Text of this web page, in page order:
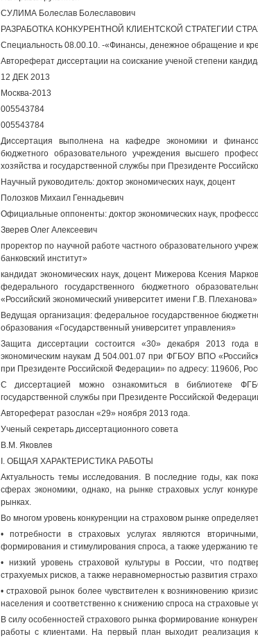
СУЛИМА Болеслав Болеславович
РАЗРАБОТКА КОНКУРЕНТНОЙ КЛИЕНТСКОЙ СТРАТЕГИИ
Специальность 08.00.10. -«Финансы, денежное обращение и
Автореферат диссертации на соискание ученой степени
12 ДЕК 2013
Москва-2013
005543784
005543784
Диссертация выполнена на кафедре экономики и
бюджетного образовательного учреждения высшего
хозяйства и государственной службы при Президенте
Научный руководитель: доктор экономических наук, доцент
Полозков Михаил Геннадьевич
Официальные оппоненты: доктор экономических наук,
Зверев Олег Алексеевич
проректор по научной работе частного образовательного
банковский институт»
кандидат экономических наук, доцент Мижерова Ксения
федерального государственного бюджетного
«Российский экономический университет имени Г.В. Плеханова»
Ведущая организация: федеральное государственное
образования «Государственный университет управления»
Защита диссертации состоится «30» декабря 2013
экономическим наукам Д 504.001.07 при ФГБОУ ВПО
при Президенте Российской Федерации» по адресу: 119606,
С диссертацией можно ознакомиться в библиотеке
государственной службы при Президенте Российской
Автореферат разослан «29» ноября 2013 года.
Ученый секретарь диссертационного совета
В.М. Яковлев
I. ОБЩАЯ ХАРАКТЕРИСТИКА РАБОТЫ
Актуальность темы исследования. В последние годы, как
сферах экономики, однако, на рынке страховых услуг
рынках.
Во многом уровень конкуренции на страховом рынке
• потребности в страховых услугах являются
формирования и стимулирования спроса, а также удержанию
• низкий уровень страховой культуры в России, что
страхуемых рисков, а также неравномерностью развития
• страховой рынок более чувствителен к возникновению
населения и соответственно к снижению спроса на страховые
В силу особенностей страхового рынка формирование
работы с клиентами. На первый план выходит реализация